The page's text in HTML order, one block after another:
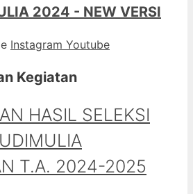
2024 - NEW VERSI
Instagram Youtube
Kegiatan
HASIL SELEKSI
T.A. 2024-2025